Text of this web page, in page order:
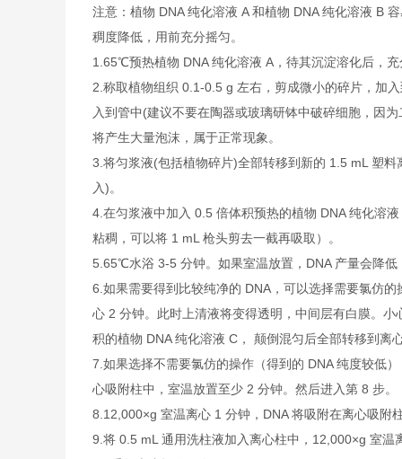
注意：植物 DNA 纯化溶液 A 和植物 DNA 纯化溶液 B
稠度降低，用前充分摇匀。
1.65℃预热植物 DNA 纯化溶液 A，待其沉淀溶化后，
2.称取植物组织 0.1-0.5 g 左右，剪成微小的碎片，加
入到管中(建议不要在陶器或玻璃研钵中破碎细胞，因
将产生大量泡沫，属于正常现象。
3.将匀浆液(包括植物碎片)全部转移到新的 1.5 mL 塑
入)。
4.在匀浆液中加入 0.5 倍体积预热的植物 DNA 纯化溶
粘稠，可以将 1 mL 枪头剪去一截再吸取）。
5.65℃水浴 3-5 分钟。如果室温放置，DNA 产量会降低
6.如果需要得到比较纯净的 DNA，可以选择需要氯仿
心 2 分钟。此时上清液将变得透明，中间层有白膜。
积的植物 DNA 纯化溶液 C， 颠倒混匀后全部转移到
7.如果选择不需要氯仿的操作（得到的 DNA 纯度较低
心吸附柱中，室温放置至少 2 分钟。然后进入第 8 步。
8.12,000×g 室温离心 1 分钟，DNA 将吸附在离心吸附
9.将 0.5 mL 通用洗柱液加入离心柱中，12,000×g 室温